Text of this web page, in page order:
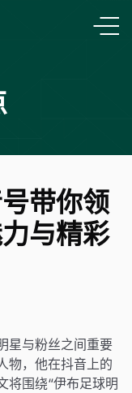
带你领
与精彩
星与粉丝之间重要
物，他在抖音上的
将围绕“伊布足球明